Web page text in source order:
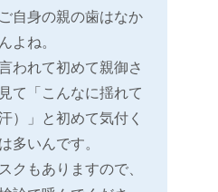
自身の親の歯はなか
よね。
われて初めて親御さ
て「こんなに揺れて
）」と初めて気付く
多いんです。
クもありますので、